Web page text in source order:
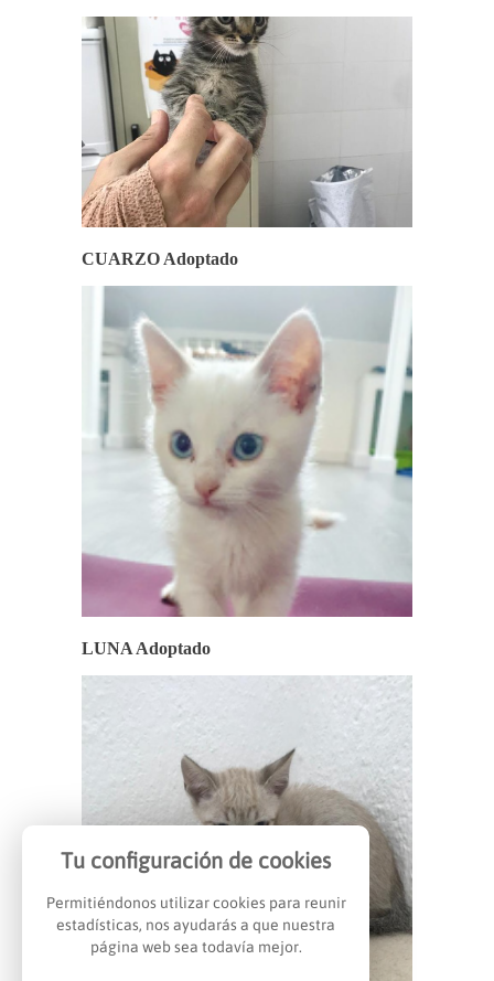
CUARZO Adoptado
LUNA Adoptado
Tu configuración de cookies
Permitiéndonos utilizar cookies para reunir
estadísticas, nos ayudarás a que nuestra
página web sea todavía mejor.